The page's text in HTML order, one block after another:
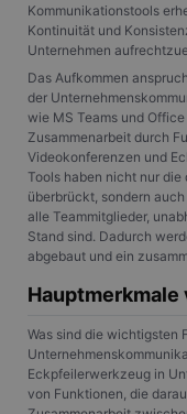
Kommunikationstools
Kontinuität und
Unternehmen
Das Aufkommen
der
wie MS Teams und
Zusammenarbeit durch
Videokonferenzen und
Tools haben nicht nur
überbrückt, sondern
alle Teammitglieder,
Stand sind. Dadurch
abgebaut und ein
Hauptmerkmale
Was sind die wichtigsten
Eckpfeilerwerkzeug in
von Funktionen, die